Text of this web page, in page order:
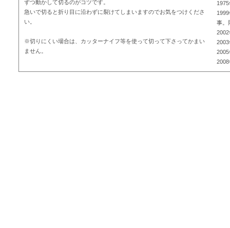
ずつ動かして切るのがコツです。
急いで切ると折り目に沿わずに裂けてしまいますのでお気をつけくださ
い。
※切りにくい場合は、カッターナイフ等を使って切って下さってかまい
ません。
事。